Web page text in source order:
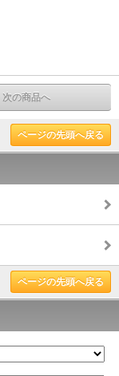
次の商品へ
ページの先頭へ戻る
ページの先頭へ戻る